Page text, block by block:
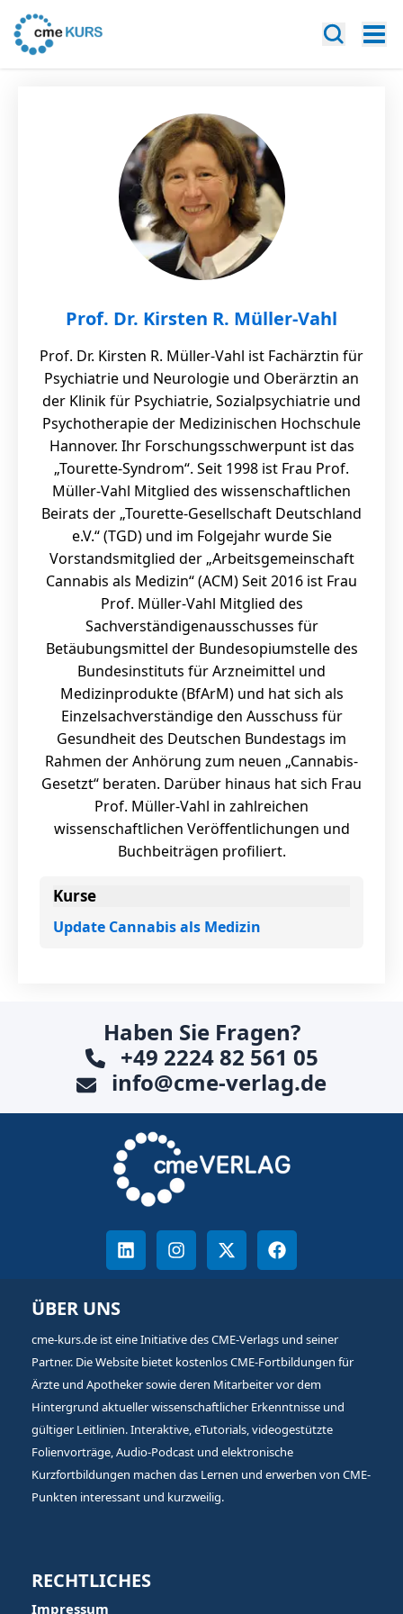
Prof. Dr. Kirsten R. Müller-Vahl
Prof. Dr. Kirsten R. Müller-Vahl ist Fachärztin für
Psychiatrie und Neurologie und Oberärztin an
der Klinik für Psychiatrie, Sozialpsychiatrie und
Psychotherapie der Medizinischen Hochschule
Hannover. Ihr Forschungsschwerpunt ist das
„Tourette-Syndrom“. Seit 1998 ist Frau Prof.
Müller-Vahl Mitglied des wissenschaftlichen
Beirats der „Tourette-Gesellschaft Deutschland
e.V.“ (TGD) und im Folgejahr wurde Sie
Vorstandsmitglied der „Arbeitsgemeinschaft
Cannabis als Medizin“ (ACM) Seit 2016 ist Frau
Prof. Müller-Vahl Mitglied des
Sachverständigenausschusses für
Betäubungsmittel der Bundesopiumstelle des
Bundesinstituts für Arzneimittel und
Medizinprodukte (BfArM) und hat sich als
Einzelsachverständige den Ausschuss für
Gesundheit des Deutschen Bundestags im
Rahmen der Anhörung zum neuen „Cannabis-
Gesetzt“ beraten. Darüber hinaus hat sich Frau
Prof. Müller-Vahl in zahlreichen
wissenschaftlichen Veröffentlichungen und
Buchbeiträgen profiliert.
Kurse
Update Cannabis als Medizin
Haben Sie Fragen?
+49 2224 82 561 05
info@cme-verlag.de
ÜBER UNS
cme-kurs.de ist eine Initiative des CME-Verlags und seiner
Partner. Die Website bietet kostenlos CME-Fortbildungen für
Ärzte und Apotheker sowie deren Mitarbeiter vor dem
Hintergrund aktueller wissenschaftlicher Erkenntnisse und
gültiger Leitlinien. Interaktive, eTutorials, videogestützte
Folienvorträge, Audio-Podcast und elektronische
Kurzfortbildungen machen das Lernen und erwerben von CME-
Punkten interessant und kurzweilig.
RECHTLICHES
Impressum